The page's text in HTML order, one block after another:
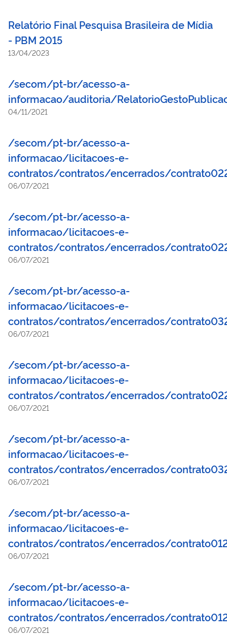
Relatório Final Pesquisa Brasileira de Mídia
- PBM 2015
13/04/2023
/secom/pt-br/acesso-a-
informacao/auditoria/
04/11/2021
/secom/pt-br/acesso-a-
informacao/licitacoes-e-
contratos/contratos/encerrados/
06/07/2021
/secom/pt-br/acesso-a-
informacao/licitacoes-e-
contratos/contratos/encerrados/
06/07/2021
/secom/pt-br/acesso-a-
informacao/licitacoes-e-
contratos/contratos/encerrados/
06/07/2021
/secom/pt-br/acesso-a-
informacao/licitacoes-e-
contratos/contratos/encerrados/
06/07/2021
/secom/pt-br/acesso-a-
informacao/licitacoes-e-
contratos/contratos/encerrados/
06/07/2021
/secom/pt-br/acesso-a-
informacao/licitacoes-e-
contratos/contratos/encerrados/
06/07/2021
/secom/pt-br/acesso-a-
informacao/licitacoes-e-
contratos/contratos/encerrados/
06/07/2021